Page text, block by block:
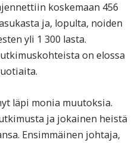
koskemaan 456
ja, lopulta, noiden
yli 1 300 lasta.
on elossa
läpi monia muutoksia.
ja jokainen heistä
Ensimmäinen johtaja,